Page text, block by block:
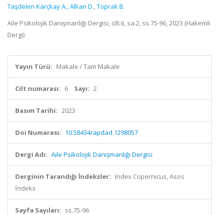
Taşdelen Karçkay A.,Alkan D.,Toprak B.
Aile Psikolojik Danışmanlığı Dergisi, cilt.6, sa.2, ss.75-96, 2023 (Hakemli
Dergi)
Yayın Türü: Makale / Tam Makale
Cilt numarası: 6 Sayı: 2
Basım Tarihi: 2023
Doi Numarası: 10.58434/apdad.1298057
Dergi Adı: Aile Psikolojik Danışmanlığı Dergisi
Derginin Tarandığı İndeksler: Index Copernicus, Asos
İndeks
Sayfa Sayıları: ss.75-96